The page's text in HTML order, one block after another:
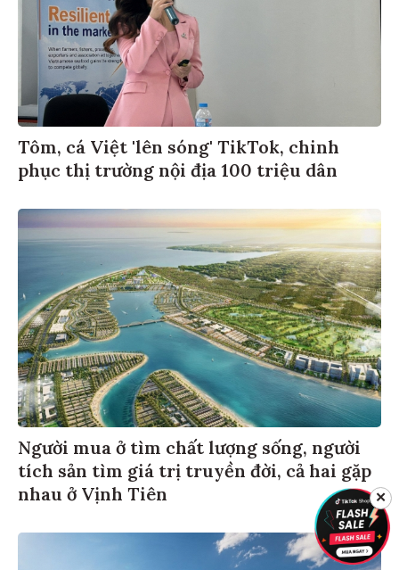
Tôm, cá Việt 'lên sóng' TikTok, chinh
phục thị trường nội địa 100 triệu dân
Người mua ở tìm chất lượng sống, người
tích sản tìm giá trị truyền đời, cả hai gặp
nhau ở Vịnh Tiên
✕